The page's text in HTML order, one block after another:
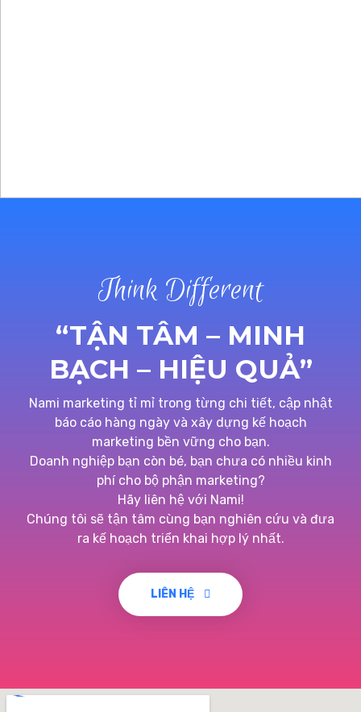
Think Different
“TẬN TÂM – MINH
BẠCH – HIỆU QUẢ”
Nami marketing tỉ mỉ trong từng chi tiết, cập nhật
báo cáo hàng ngày và xây dựng kế hoạch
marketing bền vững cho bạn.
Doanh nghiệp bạn còn bé, bạn chưa có nhiều kinh
phí cho bộ phận marketing?
Hãy liên hệ với Nami!
Chúng tôi sẽ tận tâm cùng bạn nghiên cứu và đưa
ra kế hoạch triển khai hợp lý nhất.
LIÊN HỆ